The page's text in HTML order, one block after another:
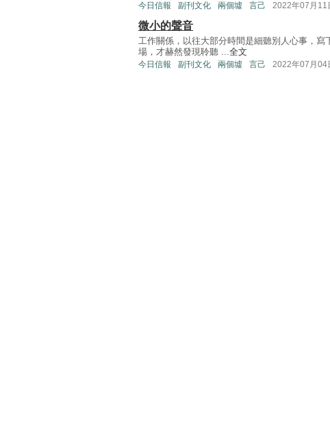
今日信報 副刊文化 兩個墟 言己 2022年07月11
微小的聲音
工作關係，以往大部分時間是細聽別人心事，
場，才赫然發現聆聽 ...全文
今日信報 副刊文化 兩個墟 言己 2022年07月04